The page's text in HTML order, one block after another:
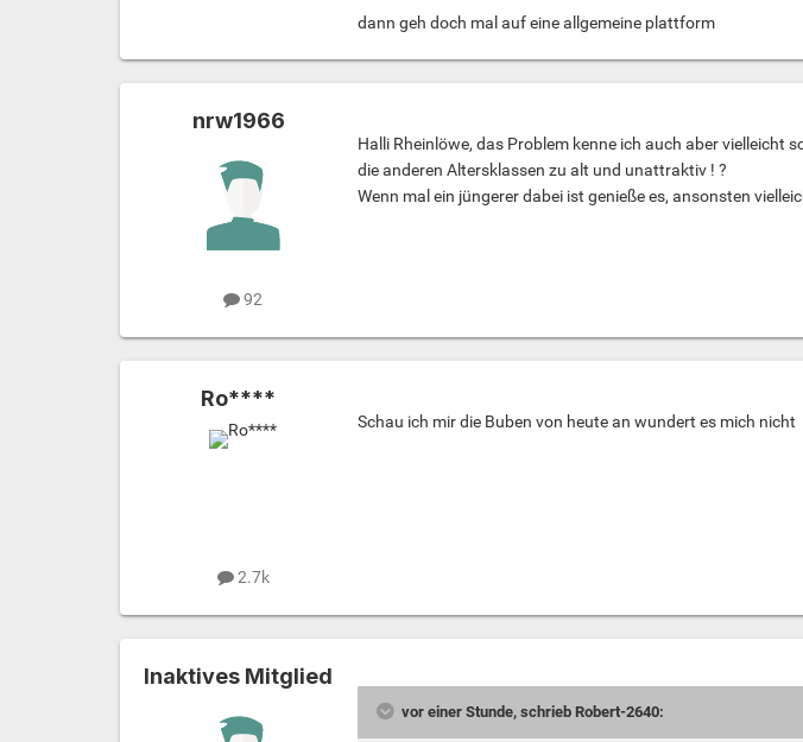
dann geh doch mal auf eine allgemeine plattform
nrw1966
92
Halli Rheinlöwe, das Problem kenne ich auch aber vielleicht
die anderen Altersklassen zu alt und unattraktiv ! ?
Wenn mal ein jüngerer dabei ist genieße es, ansonsten
Ro****
2.7k
Schau ich mir die Buben von heute an wundert es mich nicht
Inaktives Mitglied
vor einer Stunde, schrieb Robert-2640: